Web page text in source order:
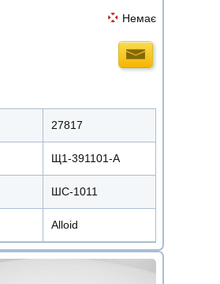
Немає
27817
Щ1-391101-А
ШС-1011
Alloid